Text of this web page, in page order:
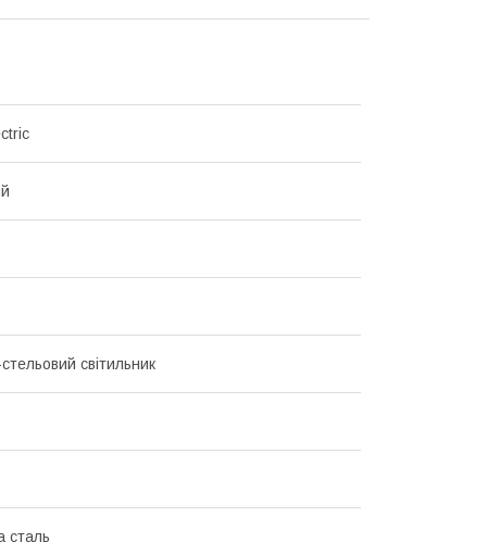
світильник
сталь